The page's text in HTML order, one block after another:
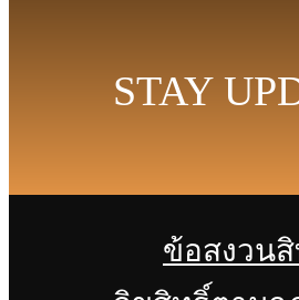
STAY
ข้อสงวน